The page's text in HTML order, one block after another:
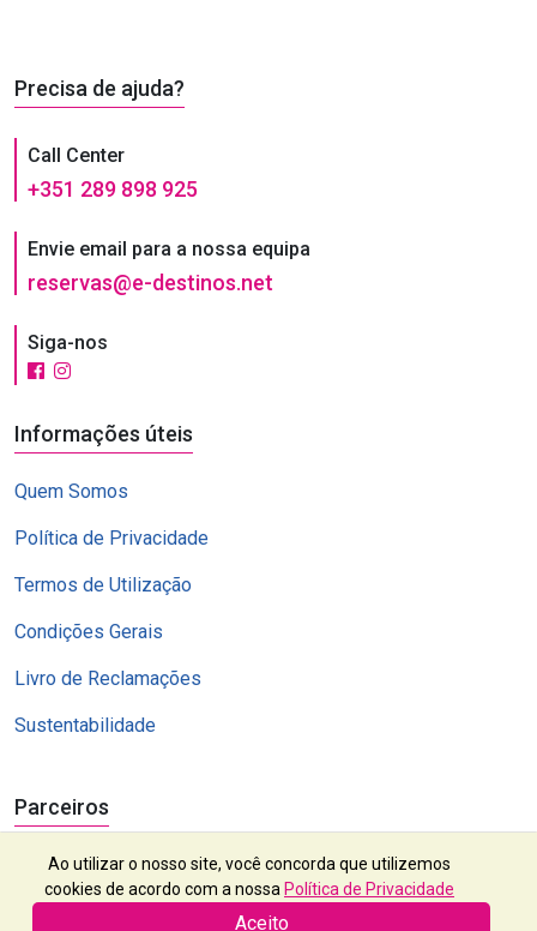
Precisa de ajuda?
Call Center
+351 289 898 925
Envie email para a nossa equipa
reservas@e-destinos.net
Siga-nos
Informações úteis
Quem Somos
Política de Privacidade
Termos de Utilização
Condições Gerais
Livro de Reclamações
Sustentabilidade
Parceiros
Ao utilizar o nosso site, você concorda que utilizemos
cookies de acordo com a nossa Política de Privacidade
Aceito